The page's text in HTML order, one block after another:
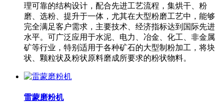
理可靠的结构设计，配合先进工艺流程，集烘干、粉
磨、选粉、提升于一体，尤其在大型粉磨工艺中，能够
完全满足客户需求，主要技术、经济指标达到国际先进
水平。可广泛应用于水泥、电力、冶金、化工、非金属
矿等行业，特别适用于各种矿石的大型制粉加工，将块
状、颗粒状及粉状原料磨成所要求的粉状物料。
雷蒙磨粉机